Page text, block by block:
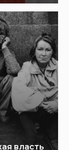
власть